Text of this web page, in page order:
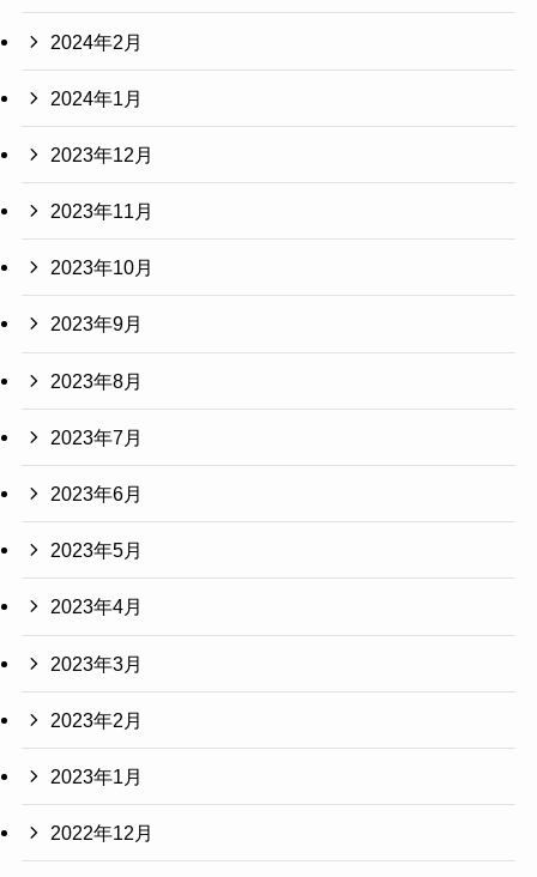
2024年2月
2024年1月
2023年12月
2023年11月
2023年10月
2023年9月
2023年8月
2023年7月
2023年6月
2023年5月
2023年4月
2023年3月
2023年2月
2023年1月
2022年12月